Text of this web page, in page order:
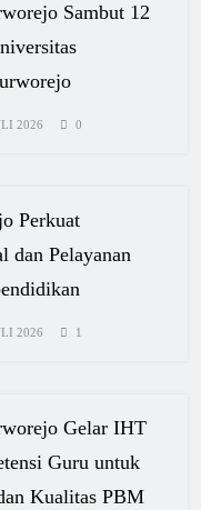
Sambut 12
2026 0
Perkuat
dan Pelayanan
2026 1
Gelar IHT
Guru untuk
Kualitas PBM